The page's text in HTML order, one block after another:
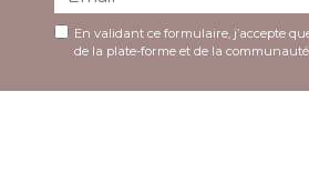
En validant ce formulaire, j’accepte
de la plate-forme et de la